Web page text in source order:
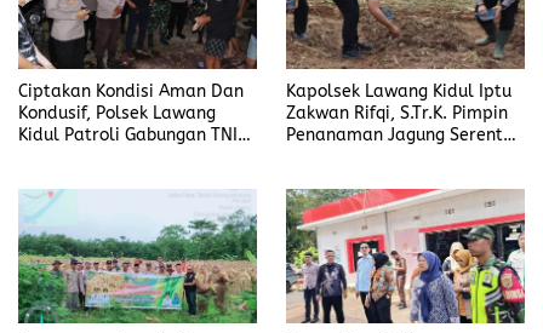
Ciptakan Kondisi Aman Dan
Kondusif, Polsek Lawang
Kidul Patroli Gabungan TNI–
Kapolsek Lawang Kidul Iptu
Zakwan Rifqi, S.Tr.K. Pimpin
Penanaman Jagung Serentak